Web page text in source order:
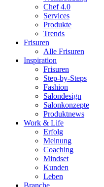
Chef 4.0
Services
Produkte
Trends
Frisuren
Alle Frisuren
Inspiration
Frisuren
Step-by-Steps
Fashion
Salondesign
Salonkonzepte
Produktnews
Work & Life
Erfolg
Meinung
Coaching
Mindset
Kunden
Leben
Branche